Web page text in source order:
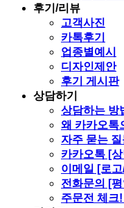
후기/리뷰
고객사진
카톡후기
업종별예시
디자인제안
후기 게시판
상담하기
상담하는 방
왜 카카오톡
자주 묻는
카카오톡 [
이메일 [로
전화문의 [
주문전 체크